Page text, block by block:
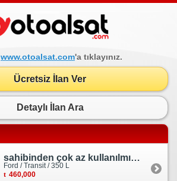
www.otoalsat.com'a tıklayınız.
Ücretsiz İlan Ver
Detaylı İlan Ara
sahibinden çok az kullanılmış orjinal ford transit
Ford / Transit / 350 L
460,000